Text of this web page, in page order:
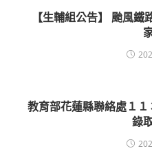
【生輔組公告】 颱風
教育部花蓮縣聯絡處１
錄